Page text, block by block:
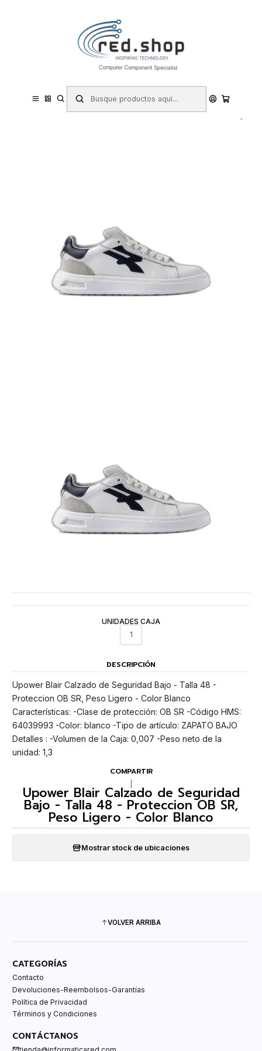
Haga Click Aqui
Hogar y Electrodomésticos Bricolaje
Prevención y Seguridad Ropa de Trabajo Calzado de Seguridad
Zapatos de Seguridad
Upower Blair Calzado de Seguridad Bajo - Talla 48 - Proteccion OB
SR, Peso Ligero - Color Blanco
UNIDADES CAJA
1
DESCRIPCIÓN
Upower Blair Calzado de Seguridad Bajo - Talla 48 -
Proteccion OB SR, Peso Ligero - Color Blanco
Características: -Clase de protección: OB SR -Código HMS:
64039993 -Color: blanco -Tipo de artículo: ZAPATO BAJO
Detalles : -Volumen de la Caja: 0,007 -Peso neto de la
unidad: 1,3
COMPARTIR
Upower Blair Calzado de Seguridad
Bajo - Talla 48 - Proteccion OB SR,
Peso Ligero - Color Blanco
Mostrar stock de ubicaciones
VOLVER ARRIBA
CATEGORÍAS
Contacto
Devoluciones-Reembolsos-Garantías
Política de Privacidad
Términos y Condiciones
CONTÁCTANOS